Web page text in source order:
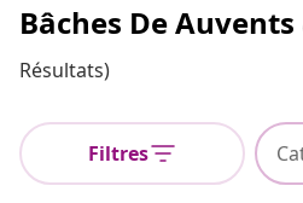
Bâches De
Résultats)
Filtres